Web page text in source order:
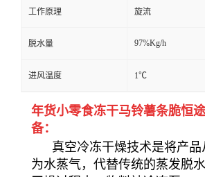
工作原理 旋流
脱水量 97%Kg/h
进风温度 1℃
年货小零食冻干马铃薯条脆恒
备：
真空冷冻干燥技术是将产
为水蒸气，代替传统的蒸发脱